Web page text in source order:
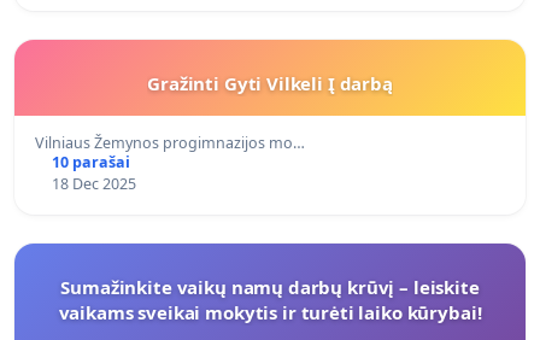
Gražinti Gyti Vilkeli Į darbą
Vilniaus Žemynos progimnazijos mo…
10 parašai
18 Dec 2025
Sumažinkite vaikų namų darbų krūvį – leiskite
vaikams sveikai mokytis ir turėti laiko kūrybai!